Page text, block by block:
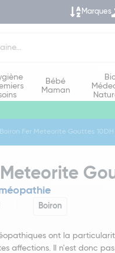
Marques
Bébé
Maman
Boiron Fer Meteorite Gouttes 10DH
Boiron
ont la
affections. Il n'est donc